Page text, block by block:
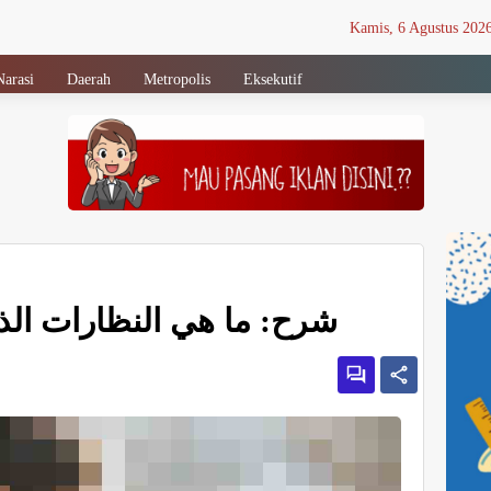
Kamis, 6 Agustus
Daerah Metropolis Eksekutif
شرح: ما هي النظارات